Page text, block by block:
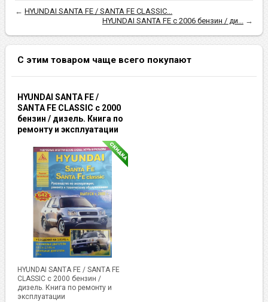
←HYUNDAI SANTA FE / SANTA FE CLASSIC...
HYUNDAI SANTA FE с 2006 бензин / ди...
→
С этим товаром чаще всего покупают
HYUNDAI SANTA FE /
SANTA FE CLASSIC с 2000
бензин / дизель. Книга по
ремонту и эксплуатации
HYUNDAI SANTA FE / SANTA FE
CLASSIC с 2000 бензин /
дизель. Книга по ремонту и
эксплуатации